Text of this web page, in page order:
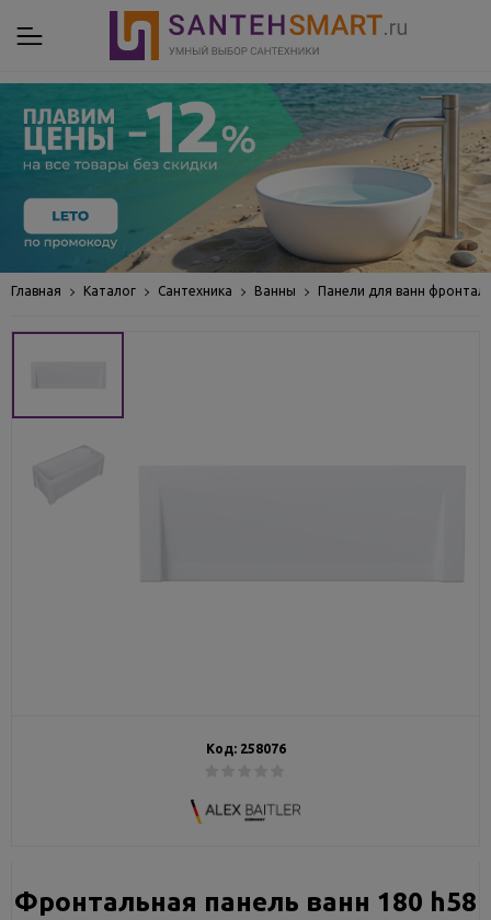
Главная Каталог Сантехника Ванны Панели для ванн
Код: 258076
Фронтальная панель ванн 180 h58